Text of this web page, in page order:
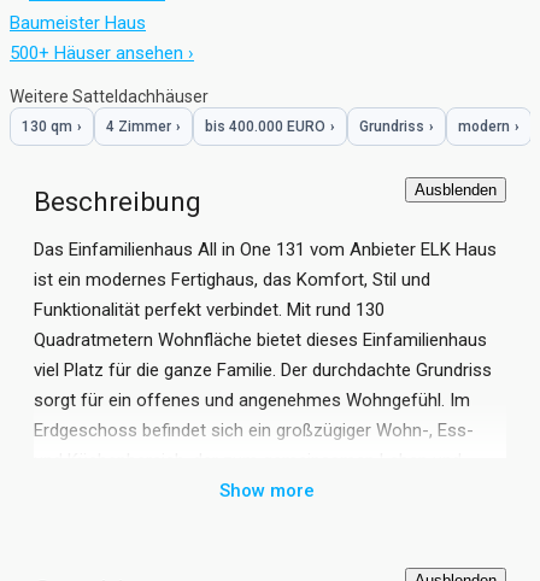
Baumeister Haus
500+ Häuser ansehen ›
Weitere Satteldachhäuser
130 qm › 4 Zimmer › bis 400.000 EURO › Grundriss › modern ›
Beschreibung Ausblenden
Das Einfamilienhaus All in One 131 vom Anbieter ELK Haus
ist ein modernes Fertighaus, das Komfort, Stil und
Funktionalität perfekt verbindet. Mit rund 130
Quadratmetern Wohnfläche bietet dieses Einfamilienhaus
viel Platz für die ganze Familie. Der durchdachte Grundriss
sorgt für ein offenes und angenehmes Wohngefühl. Im
Erdgeschoss befindet sich ein großzügiger Wohn-, Ess-
Entspannen einlädt, ergänzt durch praktische Nebenräume
Im Obergeschoss überzeugt das Haus mit insgesamt drei
Show more